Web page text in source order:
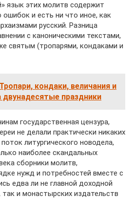
язык этих молитв содержит
ошибок и есть ни что иное, как
русский. Разница
с каноническими текстами,
святым (тропарями, кондаками и
Тропари, кондаки, величания и
двунадесятые праздники
государственная цензура,
не делали практически никаких
литургического новодела,
наиболее скандальных
сборники молитв,
нужд и потребностей вместе с
едва ли не главной доходной
и монастырских издательств